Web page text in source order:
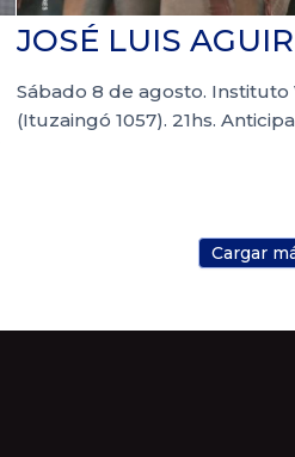
JOSÉ LUIS
Sábado 8 de agosto. Instituto
(Ituzaingó 1057). 21hs.
Cargar